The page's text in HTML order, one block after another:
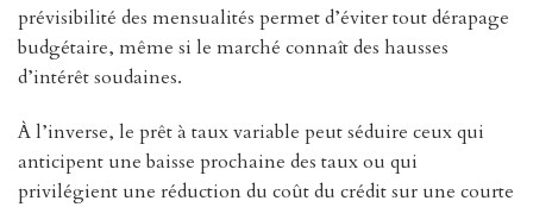
prévisibilité des mensualités permet d’éviter tout dérapage
budgétaire, même si le marché connaît des hausses
d’intérêt soudaines.
À l’inverse, le prêt à taux variable peut séduire ceux qui
anticipent une baisse prochaine des taux ou qui
privilégient une réduction du coût du crédit sur une courte